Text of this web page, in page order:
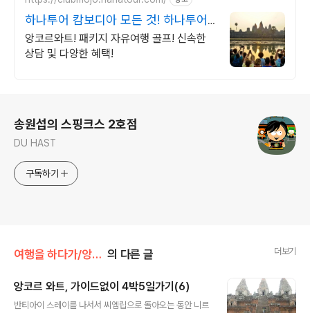
하나투어 캄보디아 모든 것! 하나투어
공식예약 인증센터
앙코르와트! 패키지 자유여행 골프! 신속한
상담 및 다양한 혜택!
송원섭의 스핑크스 2호점
DU HAST
구독하기
여행을 하다가/앙코르와트 의 다른 글 더보기
앙코르 와트, 가이드없이 4박5일가기(6)
반티아이 스레이를 나서서 씨엠립으로 돌아오는 동안 니르